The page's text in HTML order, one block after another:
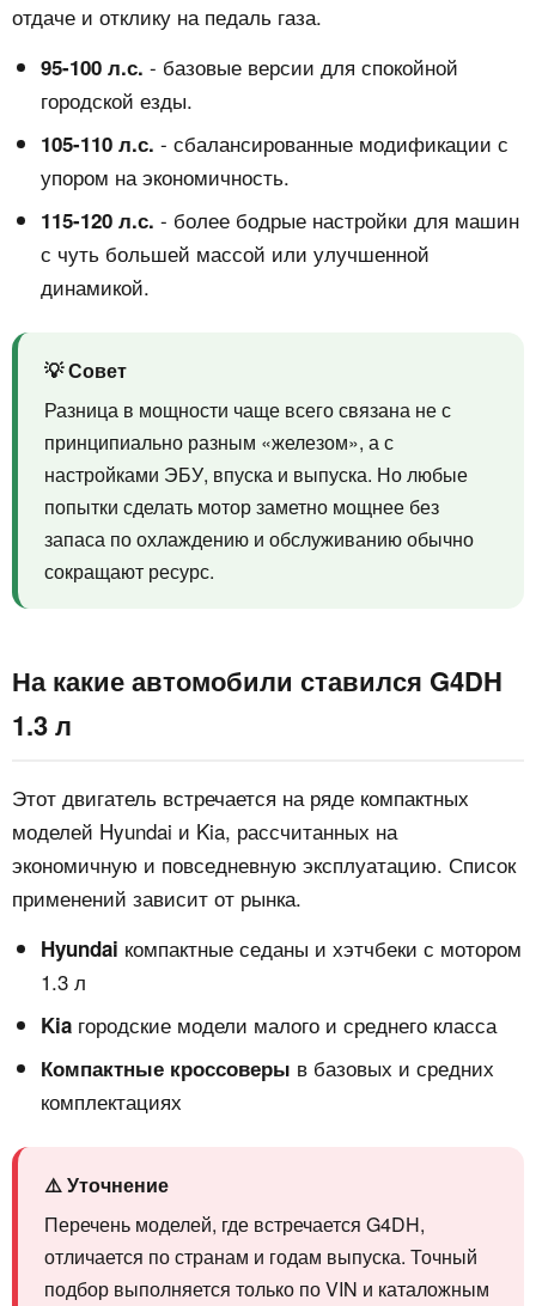
отдаче и отклику на педаль газа.
95-100 л.с. - базовые версии для спокойной
городской езды.
105-110 л.с. - сбалансированные модификации с
упором на экономичность.
115-120 л.с. - более бодрые настройки для машин
с чуть большей массой или улучшенной
динамикой.
💡 Совет
Разница в мощности чаще всего связана не с
принципиально разным «железом», а с
настройками ЭБУ, впуска и выпуска. Но любые
попытки сделать мотор заметно мощнее без
запаса по охлаждению и обслуживанию обычно
сокращают ресурс.
На какие автомобили ставился G4DH
1.3 л
Этот двигатель встречается на ряде компактных
моделей Hyundai и Kia, рассчитанных на
экономичную и повседневную эксплуатацию. Список
применений зависит от рынка.
Hyundai компактные седаны и хэтчбеки с мотором
1.3 л
Kia городские модели малого и среднего класса
Компактные кроссоверы в базовых и средних
комплектациях
⚠️ Уточнение
Перечень моделей, где встречается G4DH,
отличается по странам и годам выпуска. Точный
подбор выполняется только по VIN и каталожным